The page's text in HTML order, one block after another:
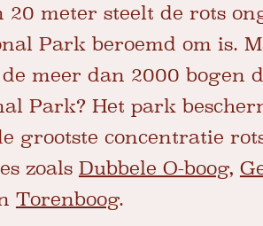
meter steelt de rots
Park beroemd om is.
meer dan 2000 bogen
Park? Het park
grootste concentratie
zoals Dubbele O-boog,
Torenboog.